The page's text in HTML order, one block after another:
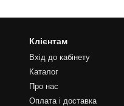
Клієнтам
Вхід до кабінету
Каталог
Про нас
Оплата і доставка